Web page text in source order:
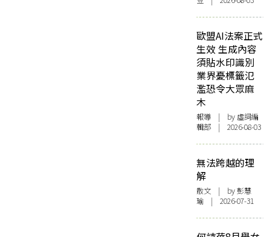
歐盟AI法案正式
生效 生成內容
須貼水印識別
業界憂標籤氾
濫恐令大眾麻
木
報導 | by 虛詞編
輯部 | 2026-08-03
無法跨越的理
解
散文 | by 彭慧
瑜 | 2026-07-31